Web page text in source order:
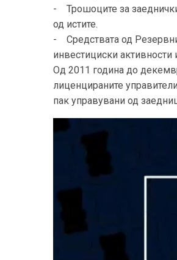
- Трошоците за
од истите.
- Средствата од
инвестициски
Од 2011 година до
лиценцираните
пак управувани од